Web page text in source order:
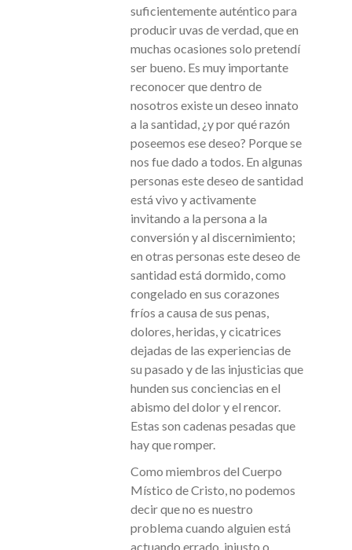
suficientemente auténtico para
producir uvas de verdad, que en
muchas ocasiones solo pretendí
ser bueno. Es muy importante
reconocer que dentro de
nosotros existe un deseo innato
a la santidad, ¿y por qué razón
poseemos ese deseo? Porque se
nos fue dado a todos. En algunas
personas este deseo de santidad
está vivo y activamente
invitando a la persona a la
conversión y al discernimiento;
en otras personas este deseo de
santidad está dormido, como
congelado en sus corazones
fríos a causa de sus penas,
dolores, heridas, y cicatrices
dejadas de las experiencias de
su pasado y de las injusticias que
hunden sus conciencias en el
abismo del dolor y el rencor.
Estas son cadenas pesadas que
hay que romper.
Como miembros del Cuerpo
Místico de Cristo, no podemos
decir que no es nuestro
problema cuando alguien está
actuando errado, injusto o